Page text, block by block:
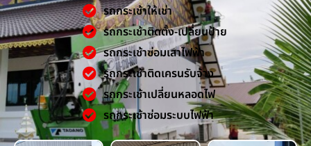
รถกระเช้าให้เช่า
รถกระเช้าติดตั้ง-เปลี่ยนป้าย
รถกระเช้าซ่อมเสาไฟฟ้า
รถกระเช้าติดเครนรับจ้าง
รถกระเช้าเปลี่ยนหลอดไฟ
รถกระเช้าซ่อมระบบไฟฟ้า